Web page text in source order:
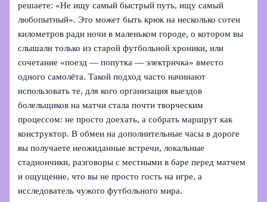
решаете: «Не ищу самый быстрый путь, ищу самый
любопытный». Это может быть крюк на несколько сотен
километров ради ночи в маленьком городе, о котором вы
слышали только из старой футбольной хроники, или
сочетание «поезд — попутка — электричка» вместо
одного самолёта. Такой подход часто начинают
использовать те, для кого организация выездов
болельщиков на матчи стала почти творческим
процессом: не просто доехать, а собрать маршрут как
конструктор. В обмен на дополнительные часы в дороге
вы получаете неожиданные встречи, локальные
стадиончики, разговоры с местными в баре перед матчем
и ощущение, что вы не просто гость на игре, а
исследователь чужого футбольного мира.